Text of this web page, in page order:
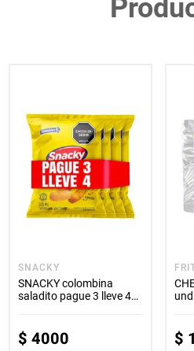
SNACKY
SNACKY colombina
saladito pague 3 lleve 4
$ 4000 $